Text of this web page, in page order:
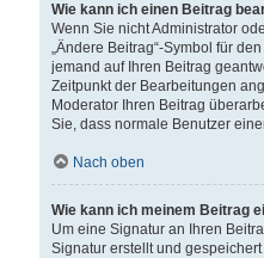
Wie kann ich einen Beitrag
Wenn Sie nicht Administrator
„Ändere Beitrag“-Symbol für
jemand auf Ihren Beitrag
Zeitpunkt der Bearbeitungen
Moderator Ihren Beitrag
Sie, dass normale Benutzer
Nach oben
Wie kann ich meinem Beitrag
Um eine Signatur an Ihren
Signatur erstellt und